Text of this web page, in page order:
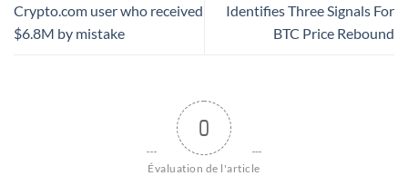
Crypto.com user who received
$6.8M by mistake
Identifies Three Signals For
BTC Price Rebound
0
Évaluation de l'article